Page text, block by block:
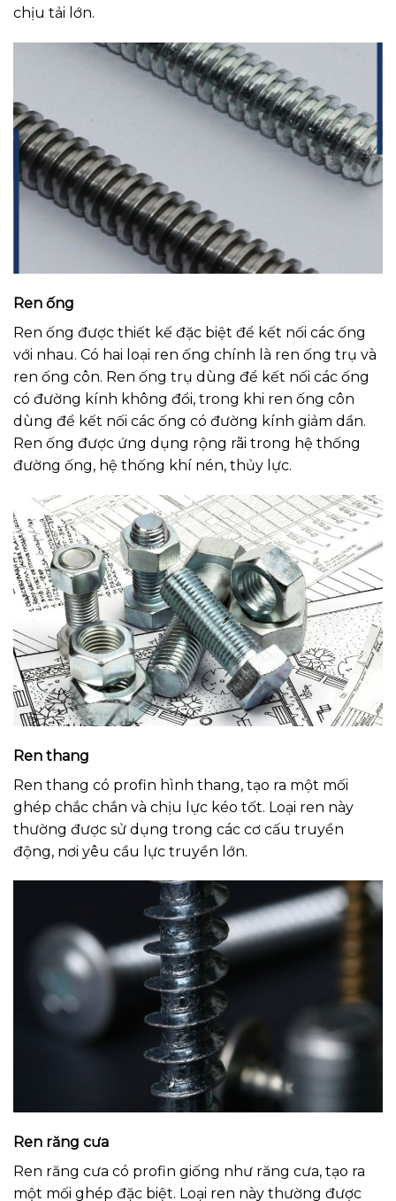
chịu tải lớn.
Ren ống
Ren ống được thiết kế đặc biệt để kết nối các ống
với nhau. Có hai loại ren ống chính là ren ống trụ và
ren ống côn. Ren ống trụ dùng để kết nối các ống
có đường kính không đổi, trong khi ren ống côn
dùng để kết nối các ống có đường kính giảm dần.
Ren ống được ứng dụng rộng rãi trong hệ thống
đường ống, hệ thống khí nén, thủy lực.
Ren thang
Ren thang có profin hình thang, tạo ra một mối
ghép chắc chắn và chịu lực kéo tốt. Loại ren này
thường được sử dụng trong các cơ cấu truyền
động, nơi yêu cầu lực truyền lớn.
Ren răng cưa
Ren răng cưa có profin giống như răng cưa, tạo ra
một mối ghép đặc biệt. Loại ren này thường được